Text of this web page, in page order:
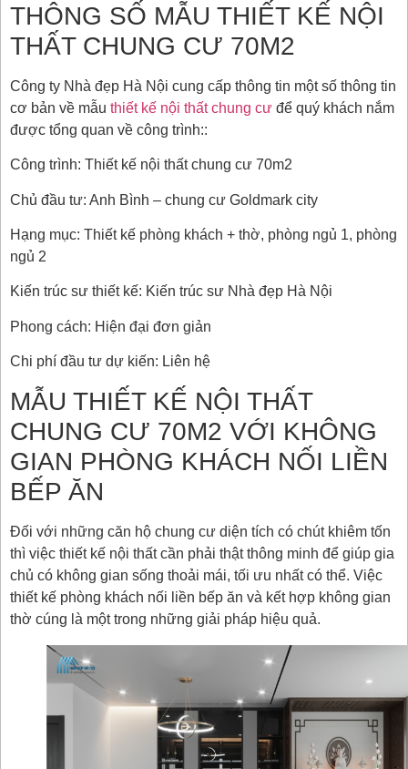
THÔNG SỐ MẪU THIẾT KẾ NỘI
THẤT CHUNG CƯ 70M2
Công ty Nhà đẹp Hà Nội cung cấp thông tin một số thông tin
cơ bản về mẫu thiết kế nội thất chung cư để quý khách nắm
được tổng quan về công trình::
Công trình: Thiết kế nội thất chung cư 70m2
Chủ đầu tư: Anh Bình – chung cư Goldmark city
Hạng mục: Thiết kế phòng khách + thờ, phòng ngủ 1, phòng
ngủ 2
Kiến trúc sư thiết kế: Kiến trúc sư Nhà đẹp Hà Nội
Phong cách: Hiện đại đơn giản
Chi phí đầu tư dự kiến: Liên hệ
MẪU THIẾT KẾ NỘI THẤT
CHUNG CƯ 70M2 VỚI KHÔNG
GIAN PHÒNG KHÁCH NỐI LIỀN
BẾP ĂN
Đối với những căn hộ chung cư diện tích có chút khiêm tốn
thì việc thiết kế nội thất cần phải thật thông minh để giúp gia
chủ có không gian sống thoải mái, tối ưu nhất có thể. Việc
thiết kế phòng khách nối liền bếp ăn và kết hợp không gian
thờ cúng là một trong những giải pháp hiệu quả.